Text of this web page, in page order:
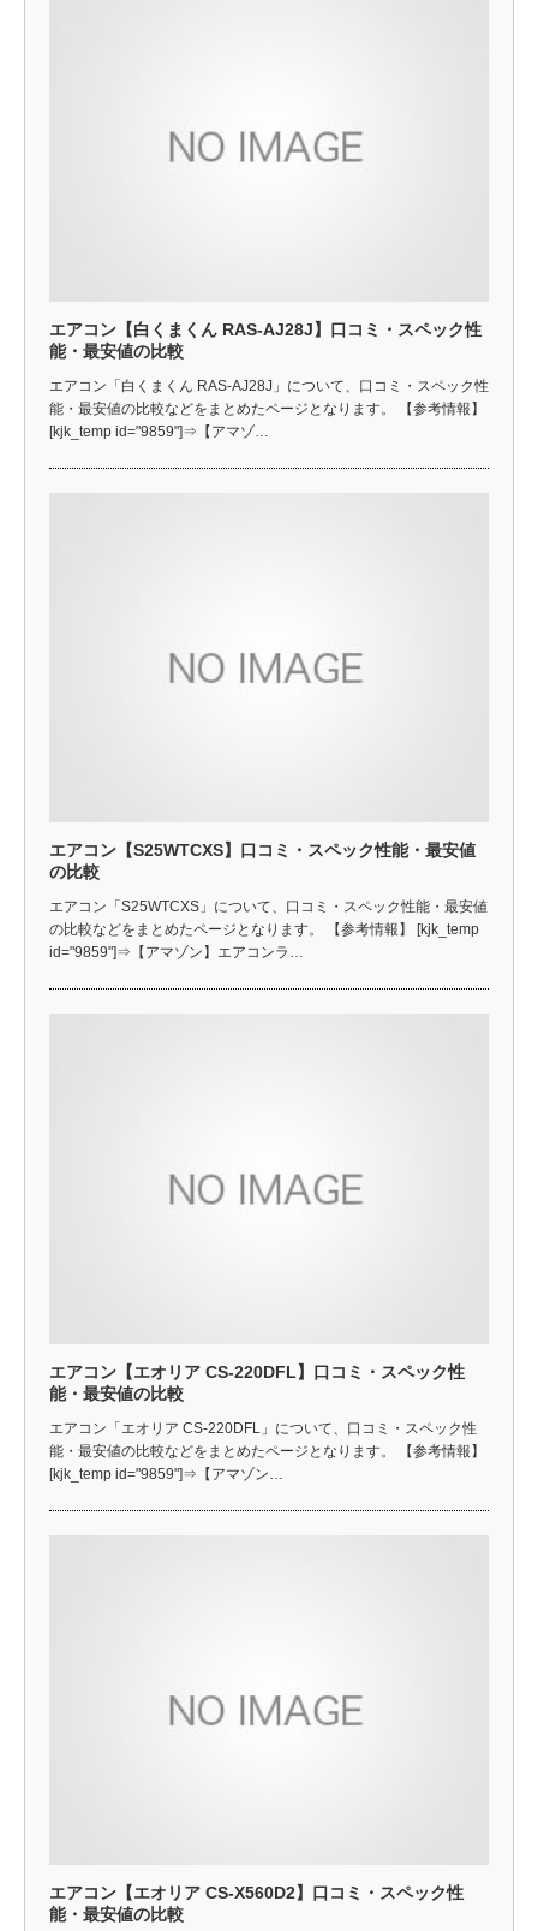
エアコン【白くまくん RAS-AJ28J】口コミ・スペック性
能・最安値の比較
エアコン「白くまくん RAS-AJ28J」について、口コミ・スペック性
能・最安値の比較などをまとめたページとなります。 【参考情報】
[kjk_temp id="9859"]⇒【アマゾ…
エアコン【S25WTCXS】口コミ・スペック性能・最安値
の比較
エアコン「S25WTCXS」について、口コミ・スペック性能・最安値
の比較などをまとめたページとなります。 【参考情報】 [kjk_temp
id="9859"]⇒【アマゾン】エアコンラ…
エアコン【エオリア CS-220DFL】口コミ・スペック性
能・最安値の比較
エアコン「エオリア CS-220DFL」について、口コミ・スペック性
能・最安値の比較などをまとめたページとなります。 【参考情報】
[kjk_temp id="9859"]⇒【アマゾン…
エアコン【エオリア CS-X560D2】口コミ・スペック性
能・最安値の比較